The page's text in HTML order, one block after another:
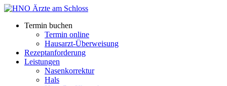
Termin buchen
Termin online
Hausarzt-Überweisung
Rezeptanforderung
Leistungen
Nasenkorrektur
Hals